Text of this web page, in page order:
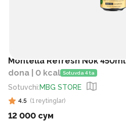
Montella Refresh Nok 450ml
dona | 0 kcal Sotuvda 4 ta
Sotuvchi:MBG STORE
4.5 (1 reytinglar)
12 000 сум